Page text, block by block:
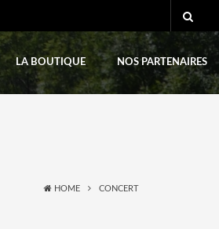
LA BOUTIQUE NOS PARTENAIRES
HOME CONCERT